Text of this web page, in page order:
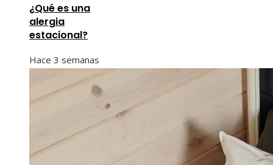
¿Qué es una
alergia
estacional?
Hace 3 semanas